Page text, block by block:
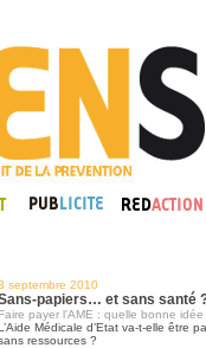
septembre 2010
papiers… et sans santé
Faire payer l’AME : quelle bonne idée
Médicale d’Etat va-t-elle être
ressources ?